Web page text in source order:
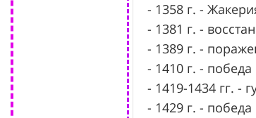
- 1358 г. -
- 1381 г. -
- 1389 г. -
- 1410 г. -
- 1419-1434 гг. -
- 1429 г. -